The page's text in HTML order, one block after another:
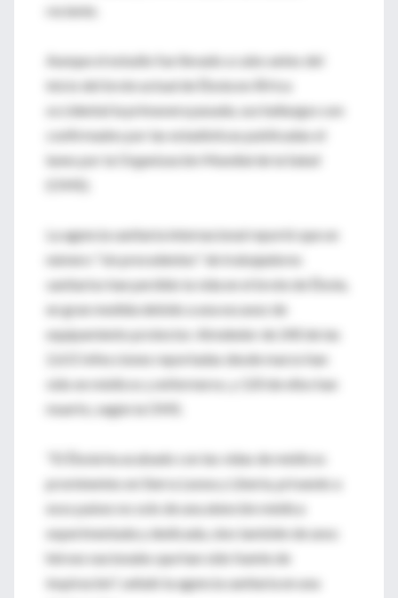
reciente.
Aunque el estudio fue llevado a cabo antes del
inicio del brote actual de Ébola en África
occidental la primavera pasada, sus hallazgos son
confirmados por las estadísticas publicadas el
lunes por la Organización Mundial de la Salud
(OMS).
La agencia sanitaria internacional reportó que un
número "sin precedentes" de trabajadores
sanitarios han perdido la vida en el brote de Ébola,
en gran medida debido a una escasez de
equipamiento protector. Alrededor de 240 de las
2,615 infecciones reportadas desde marzo han
sido en médicos y enfermeros, y 120 de ellos han
muerto, según la OMS.
"El Ébola ha acabado con las vidas de médicos
prominentes en Sierra Leona y Liberia, privando a
esos países no solo de una atención médica
experimentada y dedicada, sino también de unos
héroes nacionales que han sido fuente de
inspiración", señaló la agencia sanitaria en una